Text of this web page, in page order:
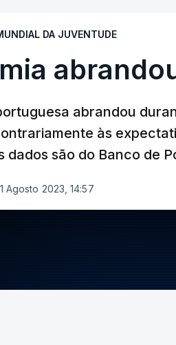
DA JUVENTUDE
abrandou
às
dados são do Banco de
Agosto 2023, 14:57